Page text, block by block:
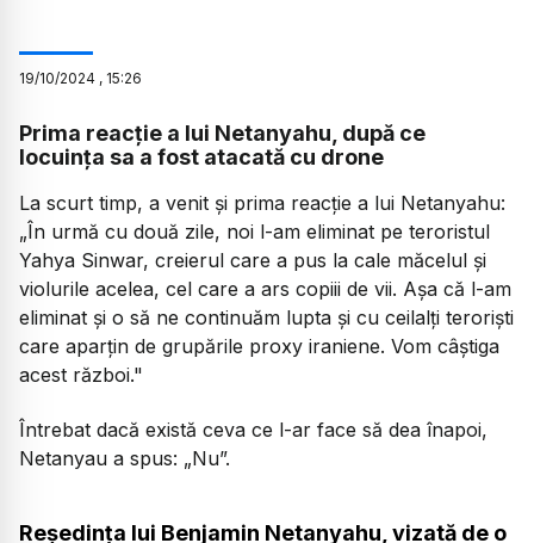
19/10/2024 , 15:26
Prima reacție a lui Netanyahu, după ce
locuința sa a fost atacată cu drone
La scurt timp, a venit și prima reacție a lui Netanyahu:
„În urmă cu două zile, noi l-am eliminat pe teroristul
Yahya Sinwar, creierul care a pus la cale măcelul și
violurile acelea, cel care a ars copiii de vii. Așa că l-am
eliminat și o să ne continuăm lupta și cu ceilalți teroriști
care aparțin de grupările proxy iraniene. Vom câștiga
acest război."
Întrebat dacă există ceva ce l-ar face să dea înapoi,
Netanyau a spus: „Nu”.
Reședința lui Benjamin Netanyahu, vizată de o